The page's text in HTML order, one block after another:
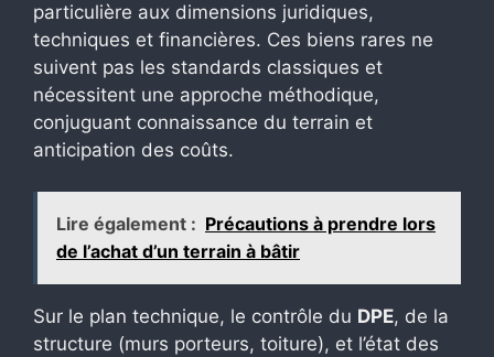
particulière aux dimensions juridiques,
techniques et financières. Ces biens rares ne
suivent pas les standards classiques et
nécessitent une approche méthodique,
conjuguant connaissance du terrain et
anticipation des coûts.
Lire également : Précautions à prendre lors
de l’achat d’un terrain à bâtir
Sur le plan technique, le contrôle du DPE, de la
structure (murs porteurs, toiture), et l’état des